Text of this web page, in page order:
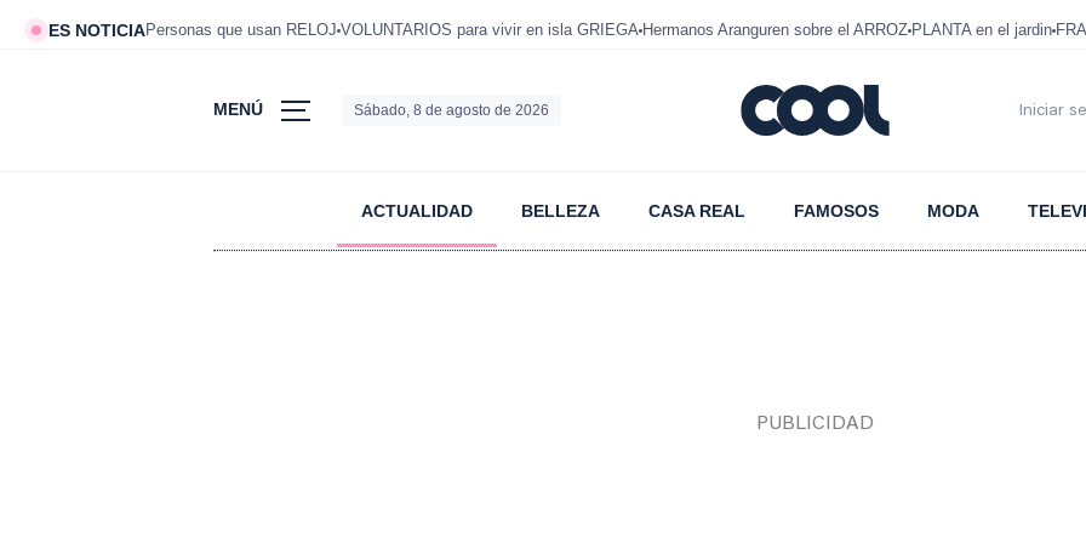
ES NOTICIAPersonas que usan RELOJ VOLUNTARIOS para vivir en isla GRIEGA Hermanos Aranguren sobre el ARROZ PLANTA en el jardin
MENÚ Sábado, 8 de agosto de 2026 Iniciar
ACTUALIDAD BELLEZA CASA REAL FAMOSOS MODA